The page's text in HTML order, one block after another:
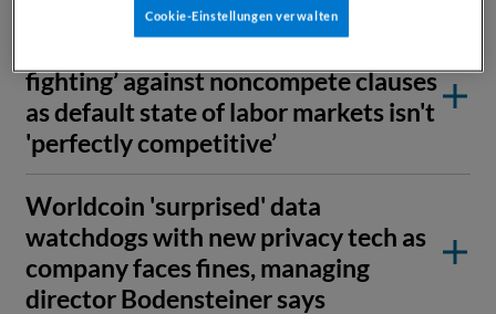
fighting’ against noncompete clauses
as default state of labor markets isn't
'perfectly competitive’
Worldcoin 'surprised' data
watchdogs with new privacy tech as
company faces fines, managing
director Bodensteiner says
Cookie-Einstellungen verwalten